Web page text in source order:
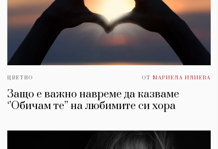
ЦВЕТНО ОТ МАРИЕЛА ИЛИЕВА
Защо е важно навреме да казваме
‘’Обичам те’’ на любимите си хора